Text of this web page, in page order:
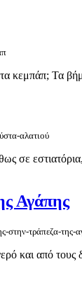
κεμπάπ; Τα
αλατιού
σε
Αγάπης
τράπεζα-της-
και από